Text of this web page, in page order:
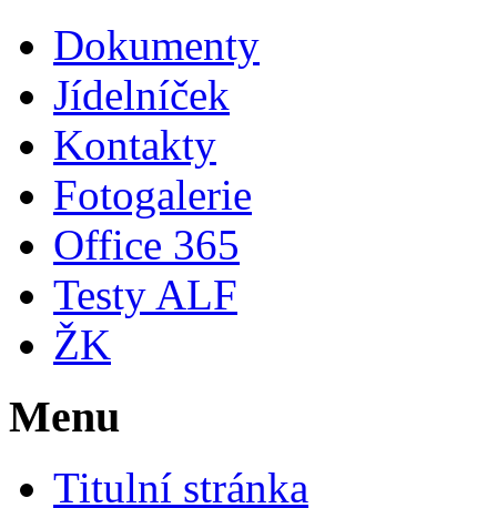
Dokumenty
Jídelníček
Kontakty
Fotogalerie
Office 365
Testy ALF
ŽK
Menu
Titulní stránka